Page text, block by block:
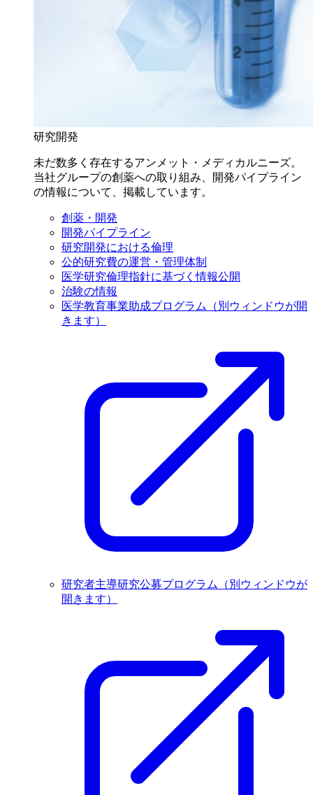
研究開発
未だ数多く存在するアンメット・メディカルニーズ。
当社グループの創薬への取り組み、開発パイプライン
の情報について、掲載しています。
創薬・開発
開発パイプライン
研究開発における倫理
公的研究費の運営・管理体制
医学研究倫理指針に基づく情報公開
治験の情報
医学教育事業助成プログラム
（別ウィンドウが開
きます）
研究者主導研究公募プログラム
（別ウィンドウが
開きます）